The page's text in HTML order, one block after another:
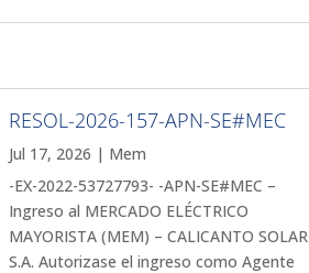
RESOL-2026-157-APN-SE#MEC
Jul 17, 2026 | Mem
-EX-2022-53727793- -APN-SE#MEC –
Ingreso al MERCADO ELÉCTRICO
MAYORISTA (MEM) – CALICANTO SOLAR
S.A. Autorizase el ingreso como Agente